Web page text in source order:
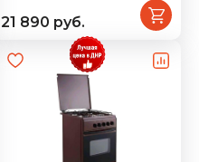
21 890 руб.